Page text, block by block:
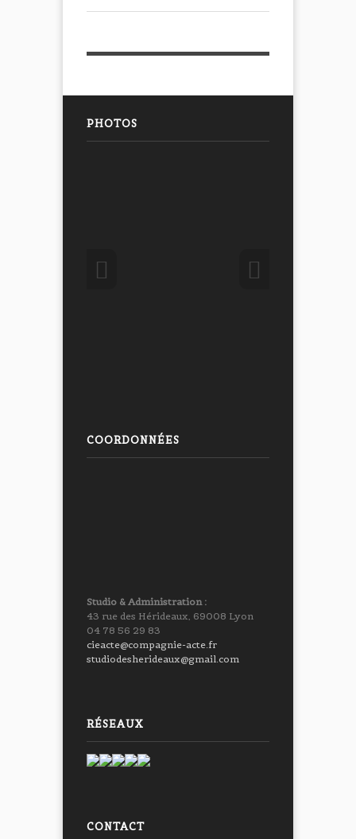
PHOTOS
COORDONNÉES
Studio & Administration :
43 rue des Hérideaux, 69008 Lyon
04 78 56 29 83
cieacte@compagnie-acte.fr
studiodesherideaux@gmail.com
RÉSEAUX
CONTACT